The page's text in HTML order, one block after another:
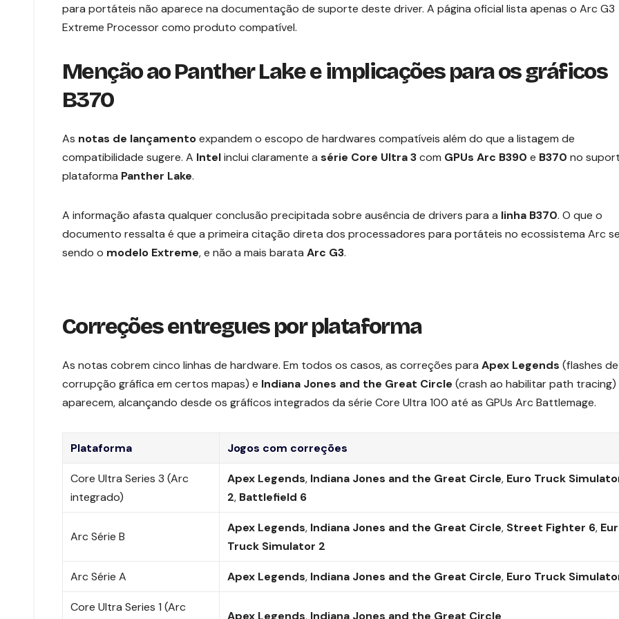
para portáteis não aparece na documentação de suporte deste driver. A página oficial lista apenas o Arc G3
Extreme Processor como produto compatível.
Menção ao Panther Lake e implicações para os gráficos
B370
As notas de lançamentoexpandem o escopo de hardwares compatíveis além do que a listagem de
compatibilidade sugere. A Intelinclui claramente a série Core Ultra 3com GPUs Arc B390 e B370 no
plataforma Panther Lake.
A informação afasta qualquer conclusão precipitada sobre ausência de drivers para a linha B370. O que o
documento ressalta é que a primeira citação direta dos processadores para portáteis no ecossistema Arc
sendo o modelo Extreme, e não a mais barata Arc G3.
Correções entregues por plataforma
As notas cobrem cinco linhas de hardware. Em todos os casos, as correções para Apex Legends (flashes de
corrupção gráfica em certos mapas) e Indiana Jones and the Great Circle (crash ao habilitar path tracing)
aparecem, alcançando desde os gráficos integrados da série Core Ultra 100 até as GPUs Arc Battlemage.
Plataforma Jogos com correções
Core Ultra Series 3 (Arc
integrado)
Apex Legends, Indiana Jones and the Great Circle, Euro Truck
2, Battlefield 6
Arc Série B
Apex Legends, Indiana Jones and the Great Circle, Street Fighter 6,
Truck Simulator 2
Arc Série A Apex Legends, Indiana Jones and the Great Circle, Euro Truck
Core Ultra Series 1 (Arc